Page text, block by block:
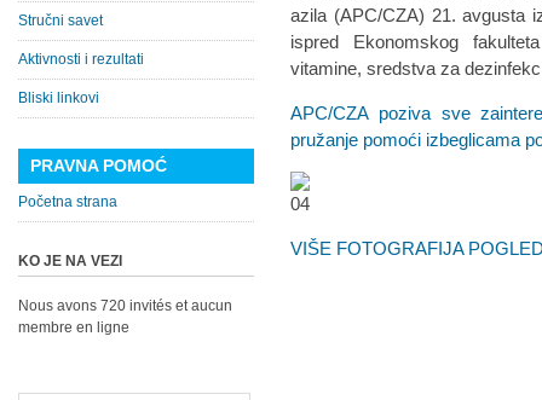
azila (APC/CZA) 21. avgusta
ispred Ekonomskog
vitamine, sredstva za
APC/CZA poziva sve
pružanje pomoći izbeglicama
VIŠE FOTOGRAFIJA
Stručni savet
Aktivnosti i rezultati
Bliski linkovi
PRAVNA POMOĆ
Početna strana
KO JE NA VEZI
Nous avons 720 invités et aucun
membre en ligne